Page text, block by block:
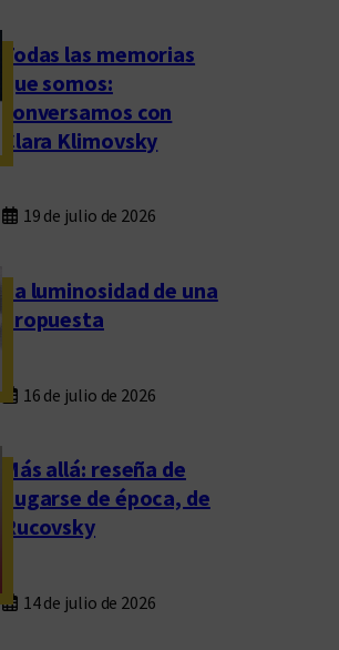
Todas las memorias
que somos:
conversamos con
Clara Klimovsky
19 de julio de 2026
La luminosidad de una
propuesta
16 de julio de 2026
Más allá: reseña de
Fugarse de época, de
Rucovsky
14 de julio de 2026